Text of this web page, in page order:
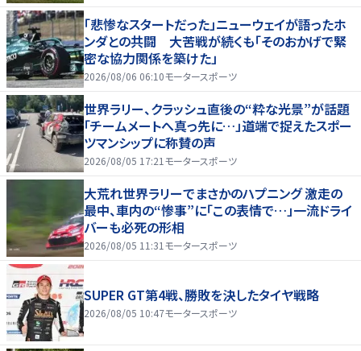
「悲惨なスタートだった」ニューウェイが語ったホ
ンダとの共闘 大苦戦が続くも「そのおかげで緊
密な協力関係を築けた」
2026/08/06 06:10モータースポーツ
世界ラリー、クラッシュ直後の“粋な光景”が話題
「チームメートへ真っ先に…」道端で捉えたスポー
ツマンシップに称賛の声
2026/08/05 17:21 モータースポーツ
大荒れ世界ラリーでまさかのハプニング 激走の
最中、車内の“惨事”に「この表情で…」一流ドライ
バーも必死の形相
2026/08/05 11:31 モータースポーツ
SUPER GT第4戦、勝敗を決したタイヤ戦略
2026/08/05 10:47モータースポーツ